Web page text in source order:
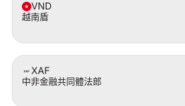
VND
越南盾
XAF
中非金融共同體法郎